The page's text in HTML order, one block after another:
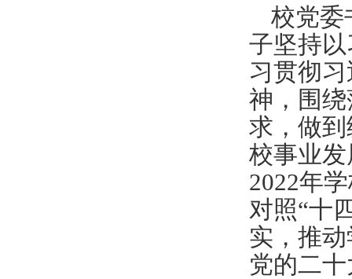
校党委
子坚持
习贯彻
神，围
求，做
校事业
2022年
对照“十
实，推
党的二